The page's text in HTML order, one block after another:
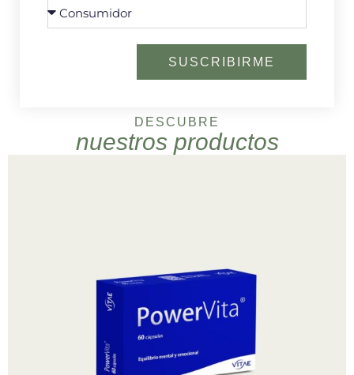
SUSCRIBIRME
DESCUBRE
nuestros productos